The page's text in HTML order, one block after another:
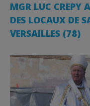
MGR LUC CREPY
DES LOCAUX DE
VERSAILLES (78)